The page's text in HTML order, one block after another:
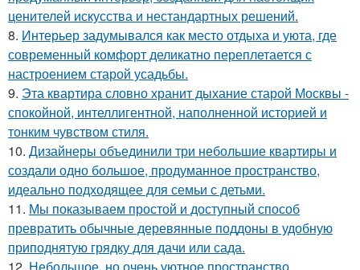
ценителей искусства и нестандартных решений.
8. Интерьер задумывался как место отдыха и уюта, где
современный комфорт деликатно переплетается с
настроением старой усадьбы.
9. Эта квартира словно хранит дыхание старой Москвы -
спокойной, интеллигентной, наполненной историей и
тонким чувством стиля.
10. Дизайнеры объединили три небольшие квартиры и
создали одно большое, продуманное пространство,
идеально подходящее для семьи с детьми.
11. Мы показываем простой и доступный способ
превратить обычные деревянные поддоны в удобную
приподнятую грядку для дачи или сада.
12. Небольшое, но очень уютное пространство